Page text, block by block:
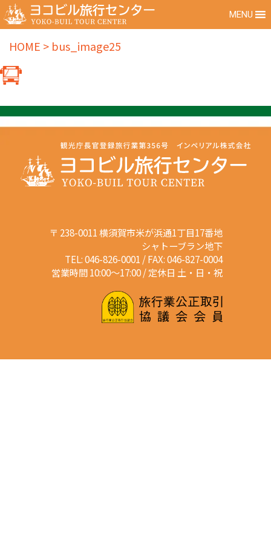
MENU
HOME > bus_image25
〒 238-0011 横須賀市米が浜通1丁目17番地
シャトーブラン地下
TEL: 046-826-0001 / FAX: 046-827-0004
営業時間 10:00～17:00 / 定休日 土・日・祝